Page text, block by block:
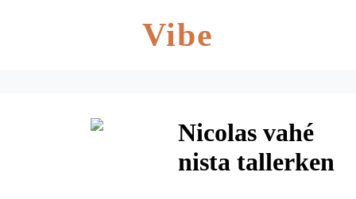
Vibe
Nicolas vahé
nista tallerken